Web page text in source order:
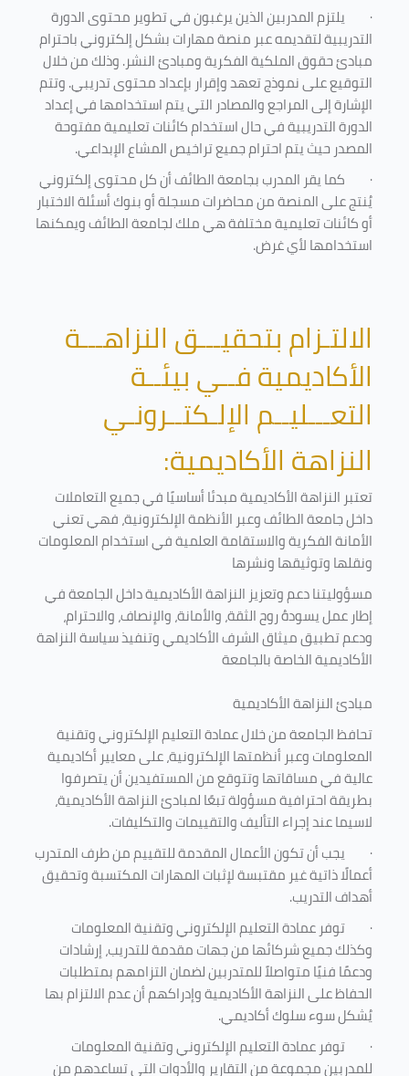
· يلتزم المدربين الذين يرغبون في تطوير محتوى الدورة
التدريبية لتقديمه عبر منصة مهارات بشكل إلكتروني باحترام
مبادئ حقوق الملكية الفكرية ومبادئ النشر. وذلك من خلال
التوقيع على نموذج تعهد وإقرار بإعداد محتوى تدريبي. وتتم
الإشارة إلى المراجع والمصادر التي يتم استخدامها في إعداد
الدورة التدريبية في حال استخدام كائنات تعليمية مفتوحة
المصدر حيث يتم احترام جميع تراخيص المشاع الإبداعي.
· كما يقر المدرب بجامعة الطائف أن كل محتوى إلكتروني
يُنتج على المنصة من محاضرات مسجلة أو بنوك أسئلة الاختبار
أو كائنات تعليمية مختلفة هي ملك لجامعة الطائف ويمكنها
استخدامها لأي غرض.
الالتـزام بتحقيـــق النزاهـــة
الأكاديمية فــي بيئــة
التعـــليــم الإلـكتــرونـي
النزاهة الأكاديمية:
تعتبر النزاهة الأكاديمية مبدئا أساسيًا في جميع التعاملات
داخل جامعة الطائف وعبر الأنظمة الإلكترونية، فهي تعني
الأمانة الفكرية والاستقامة العلمية في استخدام المعلومات
ونقلها وتوثيقها ونشرها
مسؤوليتنا دعم وتعزيز النزاهة الأكاديمية داخل الجامعة في
إطار عمل يسودهُ روح الثقة، والأمانة، والإنصاف، والاحترام،
ودعم تطبيق ميثاق الشرف الأكاديمي وتنفيذ سياسة النزاهة
الأكاديمية الخاصة بالجامعة
مبادئ النزاهة الأكاديمية
تحافظ الجامعة من خلال عمادة التعليم الإلكتروني وتقنية
المعلومات وعبر أنظمتها الإلكترونية، على معايير أكاديمية
عالية في مساقاتها وتتوقع من المستفيدين أن يتصرفوا
بطريقة احترافية مسؤولة تبعًا لمبادئ النزاهة الأكاديمية،
لاسيما عند إجراء التأليف والتقييمات والتكليفات.
· يجب أن تكون الأعمال المقدمة للتقييم من طرف المتدرب
أعمالًا ذاتية غير مقتبسة لإثبات المهارات المكتسبة وتحقيق
أهداف التدريب.
· توفر عمادة التعليم الإلكتروني وتقنية المعلومات
وكذلك جميع شركائها من جهات مقدمة للتدريب، إرشادات
ودعمًا فنيًا متواصلاً للمتدربين لضمان التزامهم بمتطلبات
الحفاظ على النزاهة الأكاديمية وإدراكهم أن عدم الالتزام بها
يُشكل سوء سلوك أكاديمي.
· توفر عمادة التعليم الإلكتروني وتقنية المعلومات
للمدربين مجموعة من التقارير والأدوات التي تساعدهم من